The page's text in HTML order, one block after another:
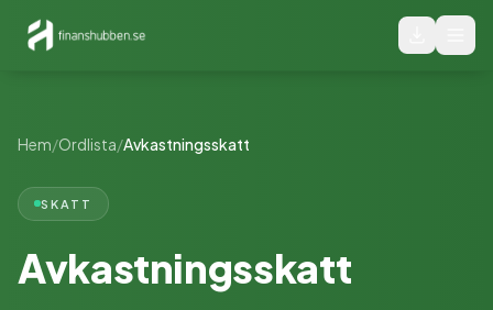
Hem/Ordlista/Avkastningsskatt
SKATT
Avkastningsskatt